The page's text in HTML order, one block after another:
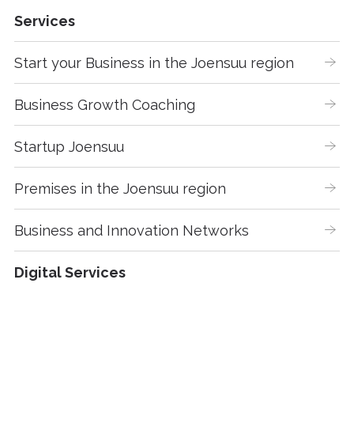
Services
Start your Business in the Joensuu region
Business Growth Coaching
Startup Joensuu
Premises in the Joensuu region
Business and Innovation Networks
Digital Services